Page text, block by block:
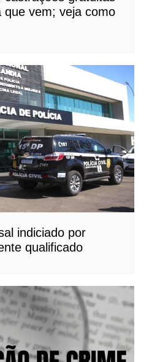
que vem; veja como
indiciado por
qualificado